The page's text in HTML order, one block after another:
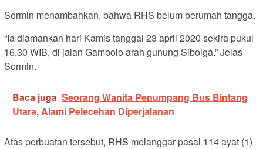
Sormin menambahkan, bahwa RHS belum berumah tangga.
“Ia diamankan hari Kamis tanggal 23 april 2020 sekira pukul
16.30 WIB, di jalan Gambolo arah gunung Sibolga.” Jelas
Sormin.
Baca juga Seorang Wanita Penumpang Bus Bintang
Utara, Alami Pelecehan Diperjalanan
Atas perbuatan tersebut, RHS melanggar pasal 114 ayat (1)